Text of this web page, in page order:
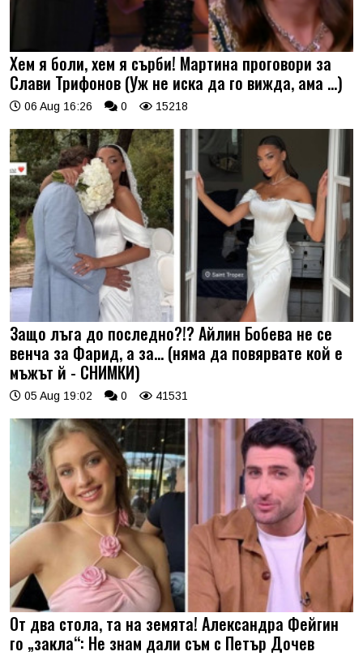
Хем я боли, хем я сърби! Мартина проговори за
Слави Трифонов (Уж не иска да го вижда, ама …)
06 Aug 16:26 0 15218
Защо лъга до последно?!? Айлин Бобева не се
венча за Фарид, а за... (няма да повярвате кой е
мъжът й - СНИМКИ)
05 Aug 19:02 0 41531
От два стола, та на земята! Александра Фейгин
го „закла“: Не знам дали съм с Петър Дочев